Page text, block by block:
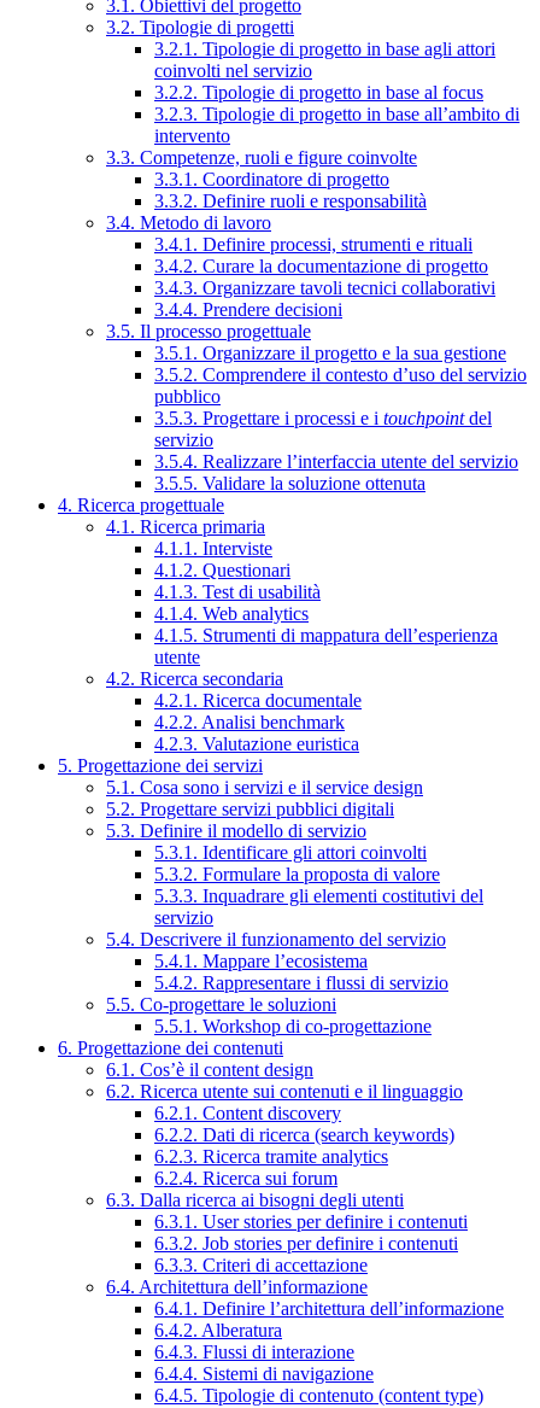
3.1. Obiettivi del progetto
3.2. Tipologie di progetti
3.2.1. Tipologie di progetto in base agli attori
coinvolti nel servizio
3.2.2. Tipologie di progetto in base al focus
3.2.3. Tipologie di progetto in base all’ambito di
intervento
3.3. Competenze, ruoli e figure coinvolte
3.3.1. Coordinatore di progetto
3.3.2. Definire ruoli e responsabilità
3.4. Metodo di lavoro
3.4.1. Definire processi, strumenti e rituali
3.4.2. Curare la documentazione di progetto
3.4.3. Organizzare tavoli tecnici collaborativi
3.4.4. Prendere decisioni
3.5. Il processo progettuale
3.5.1. Organizzare il progetto e la sua gestione
3.5.2. Comprendere il contesto d’uso del servizio
pubblico
3.5.3. Progettare i processi e i touchpointdel
servizio
3.5.4. Realizzare l’interfaccia utente del servizio
3.5.5. Validare la soluzione ottenuta
4. Ricerca progettuale
4.1. Ricerca primaria
4.1.1. Interviste
4.1.2. Questionari
4.1.3. Test di usabilità
4.1.4. Web analytics
4.1.5. Strumenti di mappatura dell’esperienza
utente
4.2. Ricerca secondaria
4.2.1. Ricerca documentale
4.2.2. Analisi benchmark
4.2.3. Valutazione euristica
5. Progettazione dei servizi
5.1. Cosa sono i servizi e il service design
5.2. Progettare servizi pubblici digitali
5.3. Definire il modello di servizio
5.3.1. Identificare gli attori coinvolti
5.3.2. Formulare la proposta di valore
5.3.3. Inquadrare gli elementi costitutivi del
servizio
5.4. Descrivere il funzionamento del servizio
5.4.1. Mappare l’ecosistema
5.4.2. Rappresentare i flussi di servizio
5.5. Co-progettare le soluzioni
5.5.1. Workshop di co-progettazione
6. Progettazione dei contenuti
6.1. Cos’è il content design
6.2. Ricerca utente sui contenuti e il linguaggio
6.2.1. Content discovery
6.2.2. Dati di ricerca (search keywords)
6.2.3. Ricerca tramite analytics
6.2.4. Ricerca sui forum
6.3. Dalla ricerca ai bisogni degli utenti
6.3.1. User stories per definire i contenuti
6.3.2. Job stories per definire i contenuti
6.3.3. Criteri di accettazione
6.4. Architettura dell’informazione
6.4.1. Definire l’architettura dell’informazione
6.4.2. Alberatura
6.4.3. Flussi di interazione
6.4.4. Sistemi di navigazione
6.4.5. Tipologie di contenuto (content type)